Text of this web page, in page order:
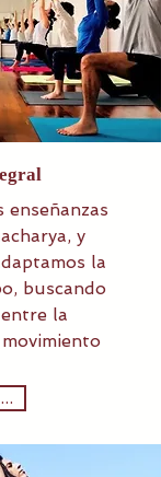
enseñanzas
y
la
buscando
la